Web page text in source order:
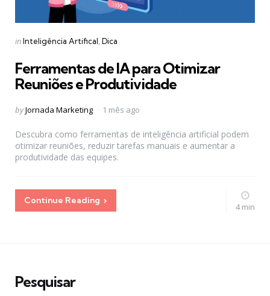
Categories
Posted
inInteligência Artifical Dica
Ferramentas de IA para Otimizar
Reuniões e Produtividade
Posted
byJornada Marketing 1 mês ago
Descubra como ferramentas de inteligência artificial podem
otimizar reuniões, reduzir tarefas manuais e aumentar a
produtividade das equipes.
Continue Reading
4 min
Pesquisar